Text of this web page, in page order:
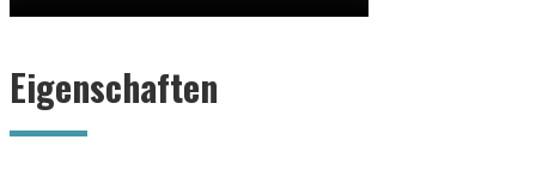
Eigenschaften